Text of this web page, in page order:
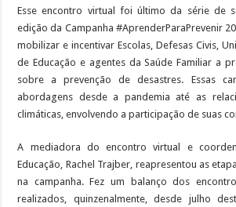
Esse encontro virtual foi último da série de
edição da Campanha #AprenderParaPrevenir
mobilizar e incentivar Escolas, Defesas Civis,
de Educação e agentes da Saúde Familiar a
sobre a prevenção de desastres. Essas
abordagens desde a pandemia até as
climáticas, envolvendo a participação de suas
A mediadora do encontro virtual e
Educação, Rachel Trajber, reapresentou as
na campanha. Fez um balanço dos
realizados, quinzenalmente, desde julho